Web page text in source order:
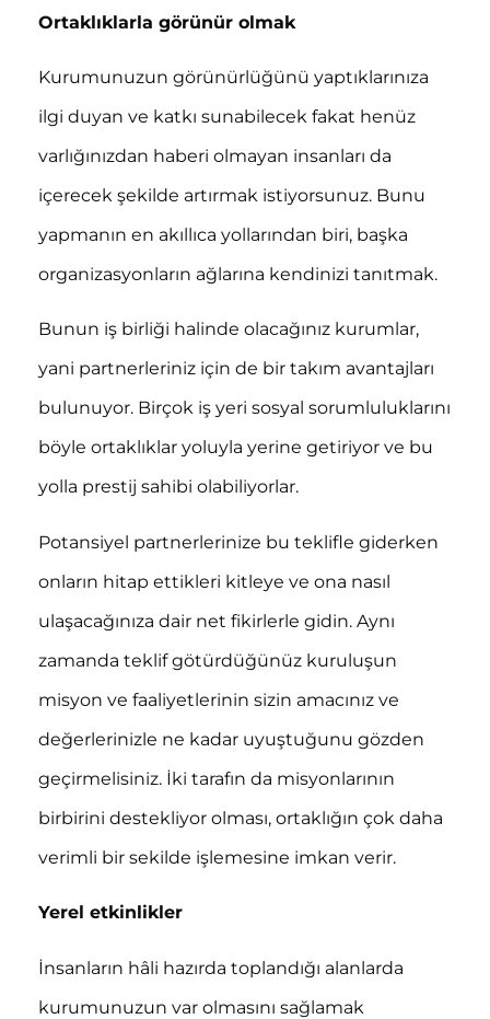
Ortaklıklarla görünür olmak
Kurumunuzun görünürlüğünü yaptıklarınıza
ilgi duyan ve katkı sunabilecek fakat henüz
varlığınızdan haberi olmayan insanları da
içerecek şekilde artırmak istiyorsunuz. Bunu
yapmanın en akıllıca yollarından biri, başka
organizasyonların ağlarına kendinizi tanıtmak.
Bunun iş birliği halinde olacağınız kurumlar,
yani partnerleriniz için de bir takım avantajları
bulunuyor. Birçok iş yeri sosyal sorumluluklarını
böyle ortaklıklar yoluyla yerine getiriyor ve bu
yolla prestij sahibi olabiliyorlar.
Potansiyel partnerlerinize bu teklifle giderken
onların hitap ettikleri kitleye ve ona nasıl
ulaşacağınıza dair net fikirlerle gidin. Aynı
zamanda teklif götürdüğünüz kuruluşun
misyon ve faaliyetlerinin sizin amacınız ve
değerlerinizle ne kadar uyuştuğunu gözden
geçirmelisiniz. İki tarafın da misyonlarının
birbirini destekliyor olması, ortaklığın çok daha
verimli bir sekilde işlemesine imkan verir.
Yerel etkinlikler
İnsanların hâli hazırda toplandığı alanlarda
kurumunuzun var olmasını sağlamak